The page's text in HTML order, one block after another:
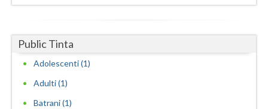
Maramures
Mures
Neamt
Olt
Public Tinta
Adolescenti (1)
Adulti (1)
Batrani (1)